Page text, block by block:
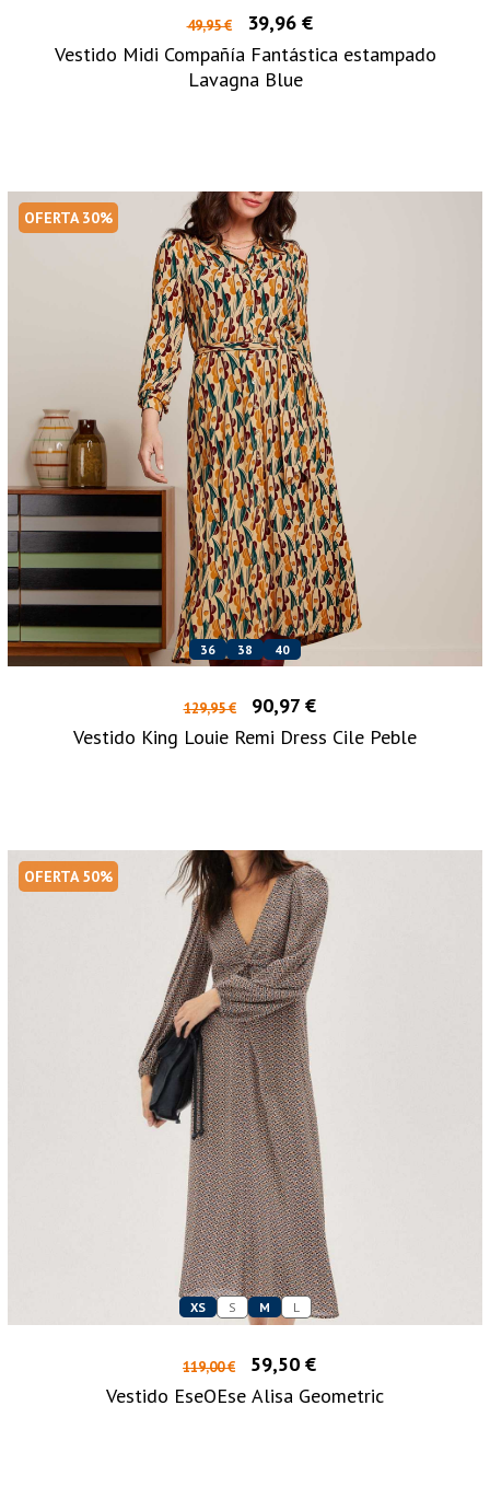
49,95 €
39,96 €
Vestido Midi Compañía Fantástica estampado
Lavagna Blue
OFERTA 30%
36 38 40
129,95 €
90,97 €
Vestido King Louie Remi Dress Cile Peble
OFERTA 50%
XS S M L
119,00 €
59,50 €
Vestido EseOEse Alisa Geometric